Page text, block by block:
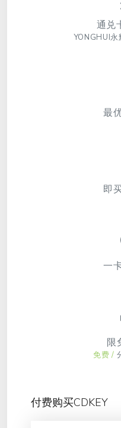
通兑
YONGHUI
最
即
一
限
免费 /
付费购买CDKEY